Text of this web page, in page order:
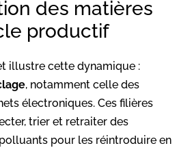
des matières
productif
illustre cette dynamique :
, notamment celle des
électroniques. Ces filières
trier et retraiter des
pour les réintroduire en